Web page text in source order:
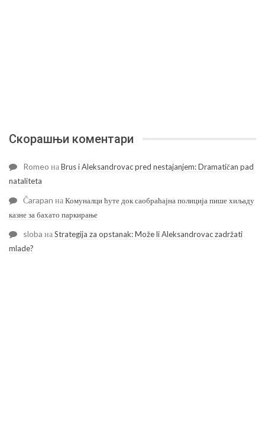
Скорашњи коментари
Romeo наBrus i Aleksandrovac pred nestajanjem: Dramatičan pad
nataliteta
Čarapan наКомуналци ћуте док саобраћајна полиција пише хиљаду
казне за бахато паркирање
sloba наStrategija za opstanak: Može li Aleksandrovac zadržati
mlade?